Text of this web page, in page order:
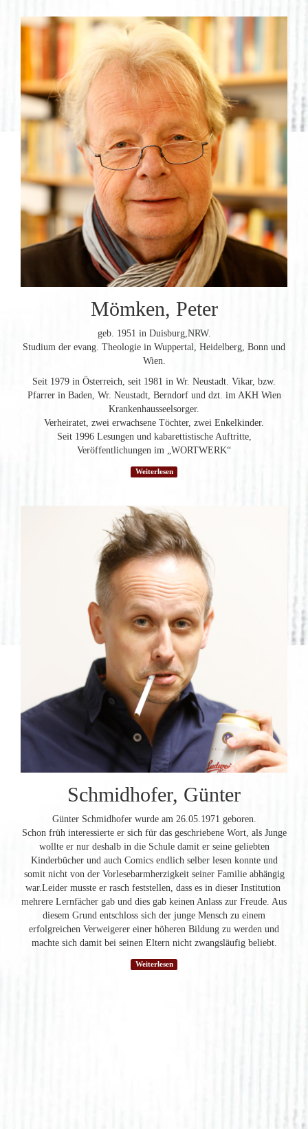
Mömken, Peter
geb. 1951 in Duisburg,NRW.
Studium der evang. Theologie in Wuppertal, Heidelberg, Bonn und
Wien.
Seit 1979 in Österreich, seit 1981 in Wr. Neustadt. Vikar, bzw.
Pfarrer in Baden, Wr. Neustadt, Berndorf und dzt. im AKH Wien
Krankenhausseelsorger.
Verheiratet, zwei erwachsene Töchter, zwei Enkelkinder.
Seit 1996 Lesungen und kabarettistische Auftritte,
Veröffentlichungen im „WORTWERK“
Weiterlesen
Schmidhofer, Günter
Günter Schmidhofer wurde am 26.05.1971 geboren.
Schon früh interessierte er sich für das geschriebene Wort, als Junge
wollte er nur deshalb in die Schule damit er seine geliebten
Kinderbücher und auch Comics endlich selber lesen konnte und
somit nicht von der Vorlesebarmherzigkeit seiner Familie abhängig
war.Leider musste er rasch feststellen, dass es in dieser Institution
mehrere Lernfächer gab und dies gab keinen Anlass zur Freude. Aus
diesem Grund entschloss sich der junge Mensch zu einem
erfolgreichen Verweigerer einer höheren Bildung zu werden und
machte sich damit bei seinen Eltern nicht zwangsläufig beliebt.
Weiterlesen